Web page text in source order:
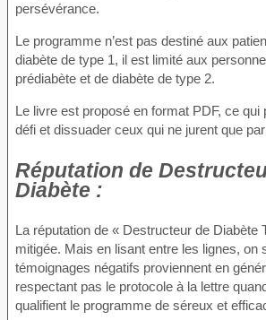
persévérance.
Le programme n’est pas destiné aux
diabète de type 1, il est limité aux
prédiabète et de diabète de type 2.
Le livre est proposé en format PDF, ce qui
défi et dissuader ceux qui ne jurent que
Réputation de
Diabète :
La réputation de « Destructeur de Diabète
mitigée. Mais en lisant entre les lignes, on
témoignages négatifs proviennent en
respectant pas le protocole à la lettre
qualifient le programme de séreux et